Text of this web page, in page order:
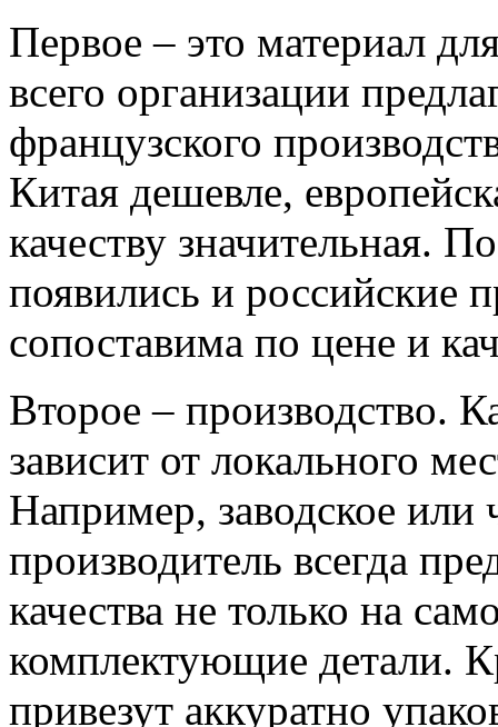
Первое – это материал
всего организации
французского
Китая дешевле,
качеству значительная.
появились и российские
сопоставима по цене и
Второе – производство.
зависит от локального
Например, заводское
производитель всегда
качества не только на
комплектующие детали.
привезут аккуратно